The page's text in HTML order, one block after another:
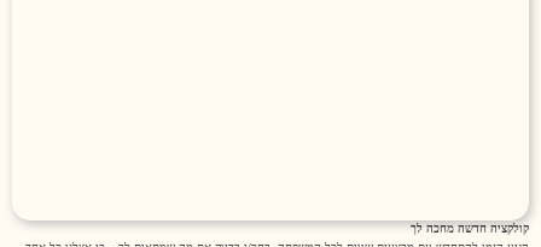
קולקציה חדשה מחכה לך